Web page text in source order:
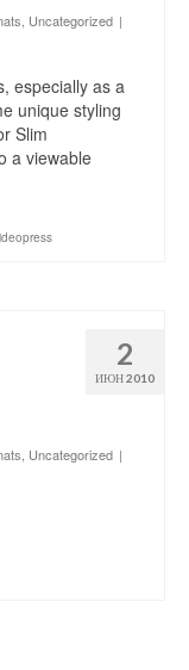
Uncategorized |
especially as a
unique styling
Slim
a viewable
2
ИЮН 2010
Uncategorized |